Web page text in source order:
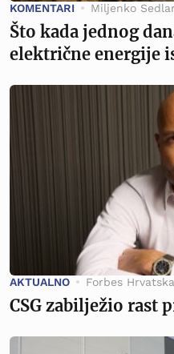
KOMENTARI Miljenko
Što kada jednog
električne energije
AKTUALNO Forbes Hrvatska
CSG zabilježio rast